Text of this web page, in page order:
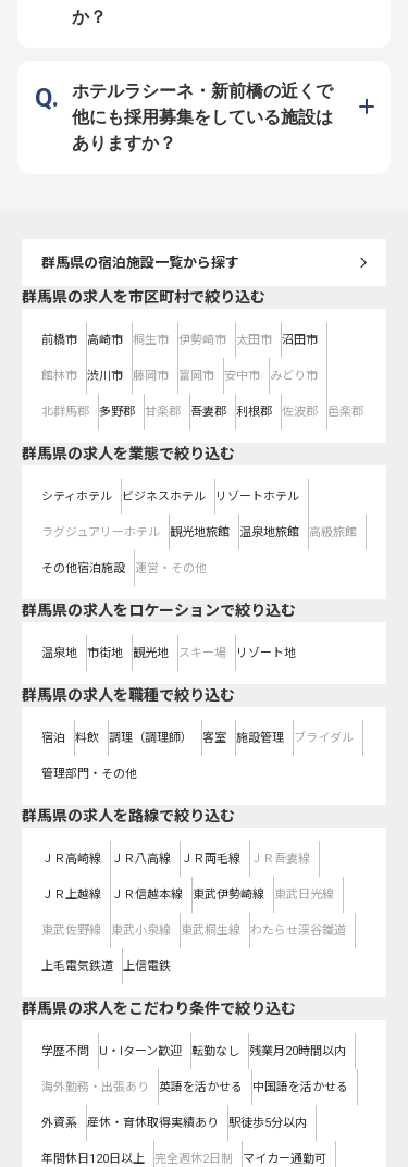
ろん、
備してお
か？
ホテルラシーネ・新前橋の近くで
他にも採用募集をしている施設は
ありますか？
群馬県の宿泊施設一覧から探す
群馬県の求人を市区町村で絞り込む
前橋市 高崎市 桐生市 伊勢崎市 太田市 沼田市
館林市 渋川市 藤岡市 富岡市 安中市 みどり市
北群馬郡 多野郡 甘楽郡 吾妻郡 利根郡 佐波郡 邑楽郡
群馬県の求人を業態で絞り込む
シティホテル ビジネスホテル リゾートホテル
ラグジュアリーホテル 観光地旅館 温泉地旅館 高級旅館
その他宿泊施設 運営・その他
群馬県の求人をロケーションで絞り込む
温泉地 市街地 観光地 スキー場 リゾート地
群馬県の求人を職種で絞り込む
宿泊 料飲 調理（調理師） 客室 施設管理 ブライダル
管理部門・その他
群馬県の求人を路線で絞り込む
ＪＲ高崎線 ＪＲ八高線 ＪＲ両毛線 ＪＲ吾妻線
ＪＲ上越線 ＪＲ信越本線 東武伊勢崎線 東武日光線
東武佐野線 東武小泉線 東武桐生線 わたらせ渓谷鐵道
上毛電気鉄道 上信電鉄
群馬県の求人をこだわり条件で絞り込む
学歴不問 U・Iターン歓迎 転勤なし 残業月20時間以内
海外勤務・出張あり 英語を活かせる 中国語を活かせる
外資系 産休・育休取得実績あり 駅徒歩5分以内
年間休日120日以上 完全週休2日制 マイカー通勤可